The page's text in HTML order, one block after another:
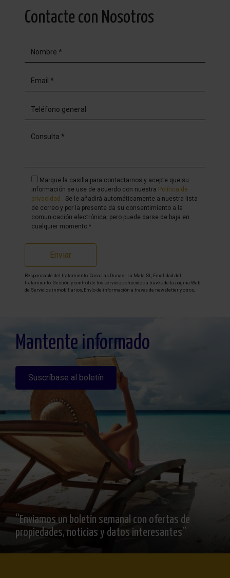
rezuma el encanto de una cocina de verano ibicenca.
redondeados y una cálida iluminación de terracota que
equipado con barbacoa y comedor cubierto, este es un
libre. Además, la casa cuenta con un garaje
ubicada cerca de la casa de huéspedes, con amplio
Contacte con Nosotros
Marque la casilla para contactarnos y acepte que su
información se use de acuerdo con nuestra Política de
privacidad . Se le añadirá automáticamente a nuestra lista
de correo y por la presente da su consentimiento a la
comunicación electrónica, pero puede darse de baja en
cualquier momento.*
Enviar
Responsable del tratamiento: Casa Las Dunas - La Mata SL, Finalidad del
tratamiento: Gestión y control de los servicios ofrecidos a través de la página Web
de Servicios inmobiliarios, Envío de información a traves de newsletter y otros,
detallada sobre protección de datosAquí
Mantente informado
Suscríbase al boletín
“Enviamos un boletín semanal con ofertas de
propiedades, noticias y datos interesantes”